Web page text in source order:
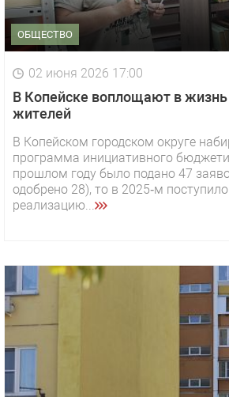
ОБЩЕСТВО
02 июня 2026 17:00
В Копейске воплощают в
жителей
В Копейском городском округе
программа инициативного
прошлом году было подано 47
одобрено 28), то в 2025‑м
реализацию...